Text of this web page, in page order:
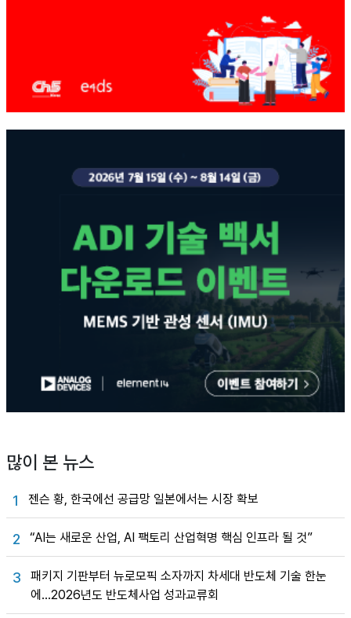
많이 본 뉴스
1 젠슨 황, 한국에선 공급망 일본에서는 시장 확보
2 “AI는 새로운 산업, AI 팩토리 산업혁명 핵심 인프라 될 것”
3
패키지 기판부터 뉴로모픽 소자까지 차세대 반도체 기술 한눈
에…2026년도 반도체사업 성과교류회